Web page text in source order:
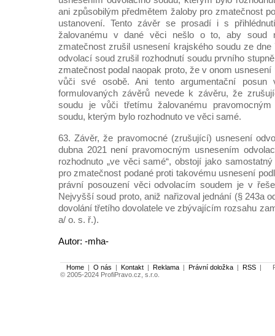
ani způsobilým předmětem žaloby pro zmatečnost
ustanovení. Tento závěr se prosadí i s
žalovanému v dané věci nešlo o to, aby soud
zmatečnost zrušil usnesení krajského soudu ze dne
odvolací soud zrušil rozhodnutí soudu prvního
zmatečnost podal naopak proto, že v onom
vůči své osobě. Ani tento argumentační
formulovaných závěrů nevede k závěru, že
soudu je vůči třetímu žalovanému pravomocným
soudu, kterým bylo rozhodnuto ve věci samé.
63. Závěr, že pravomocné (zrušující) usnesení
dubna 2021 není pravomocným usnesením
rozhodnuto „ve věci samé“, obstojí jako
pro zmatečnost podané proti takovému usnesení
právní posouzení věci odvolacím soudem je v
Nejvyšší soud proto, aniž nařizoval jednání (§ 243a
dovolání třetího dovolatele ve zbývajícím rozsahu
a/ o. s. ř.).
Autor: -mha-
Home | O nás | Kontakt | Reklama | Právní doložka | RSS |
© 2005-2024 ProfiPravo.cz, s.r.o.